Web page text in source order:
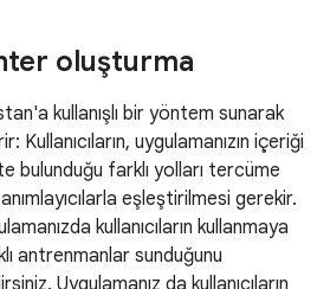
oluşturma
kullanışlı bir yöntem sunarak
uygulamanızın içeriği
bulunduğu farklı yolları tercüme
eşleştirilmesi gerekir.
kullanıcıların kullanmaya
antrenmanlar sunduğunu
Uygulamanız da kullanıcıların